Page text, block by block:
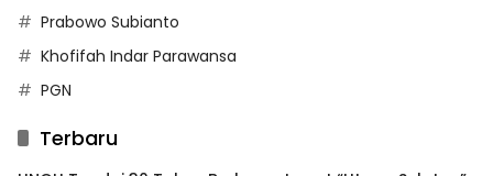
Prabowo Subianto
Khofifah Indar Parawansa
PGN
Terbaru